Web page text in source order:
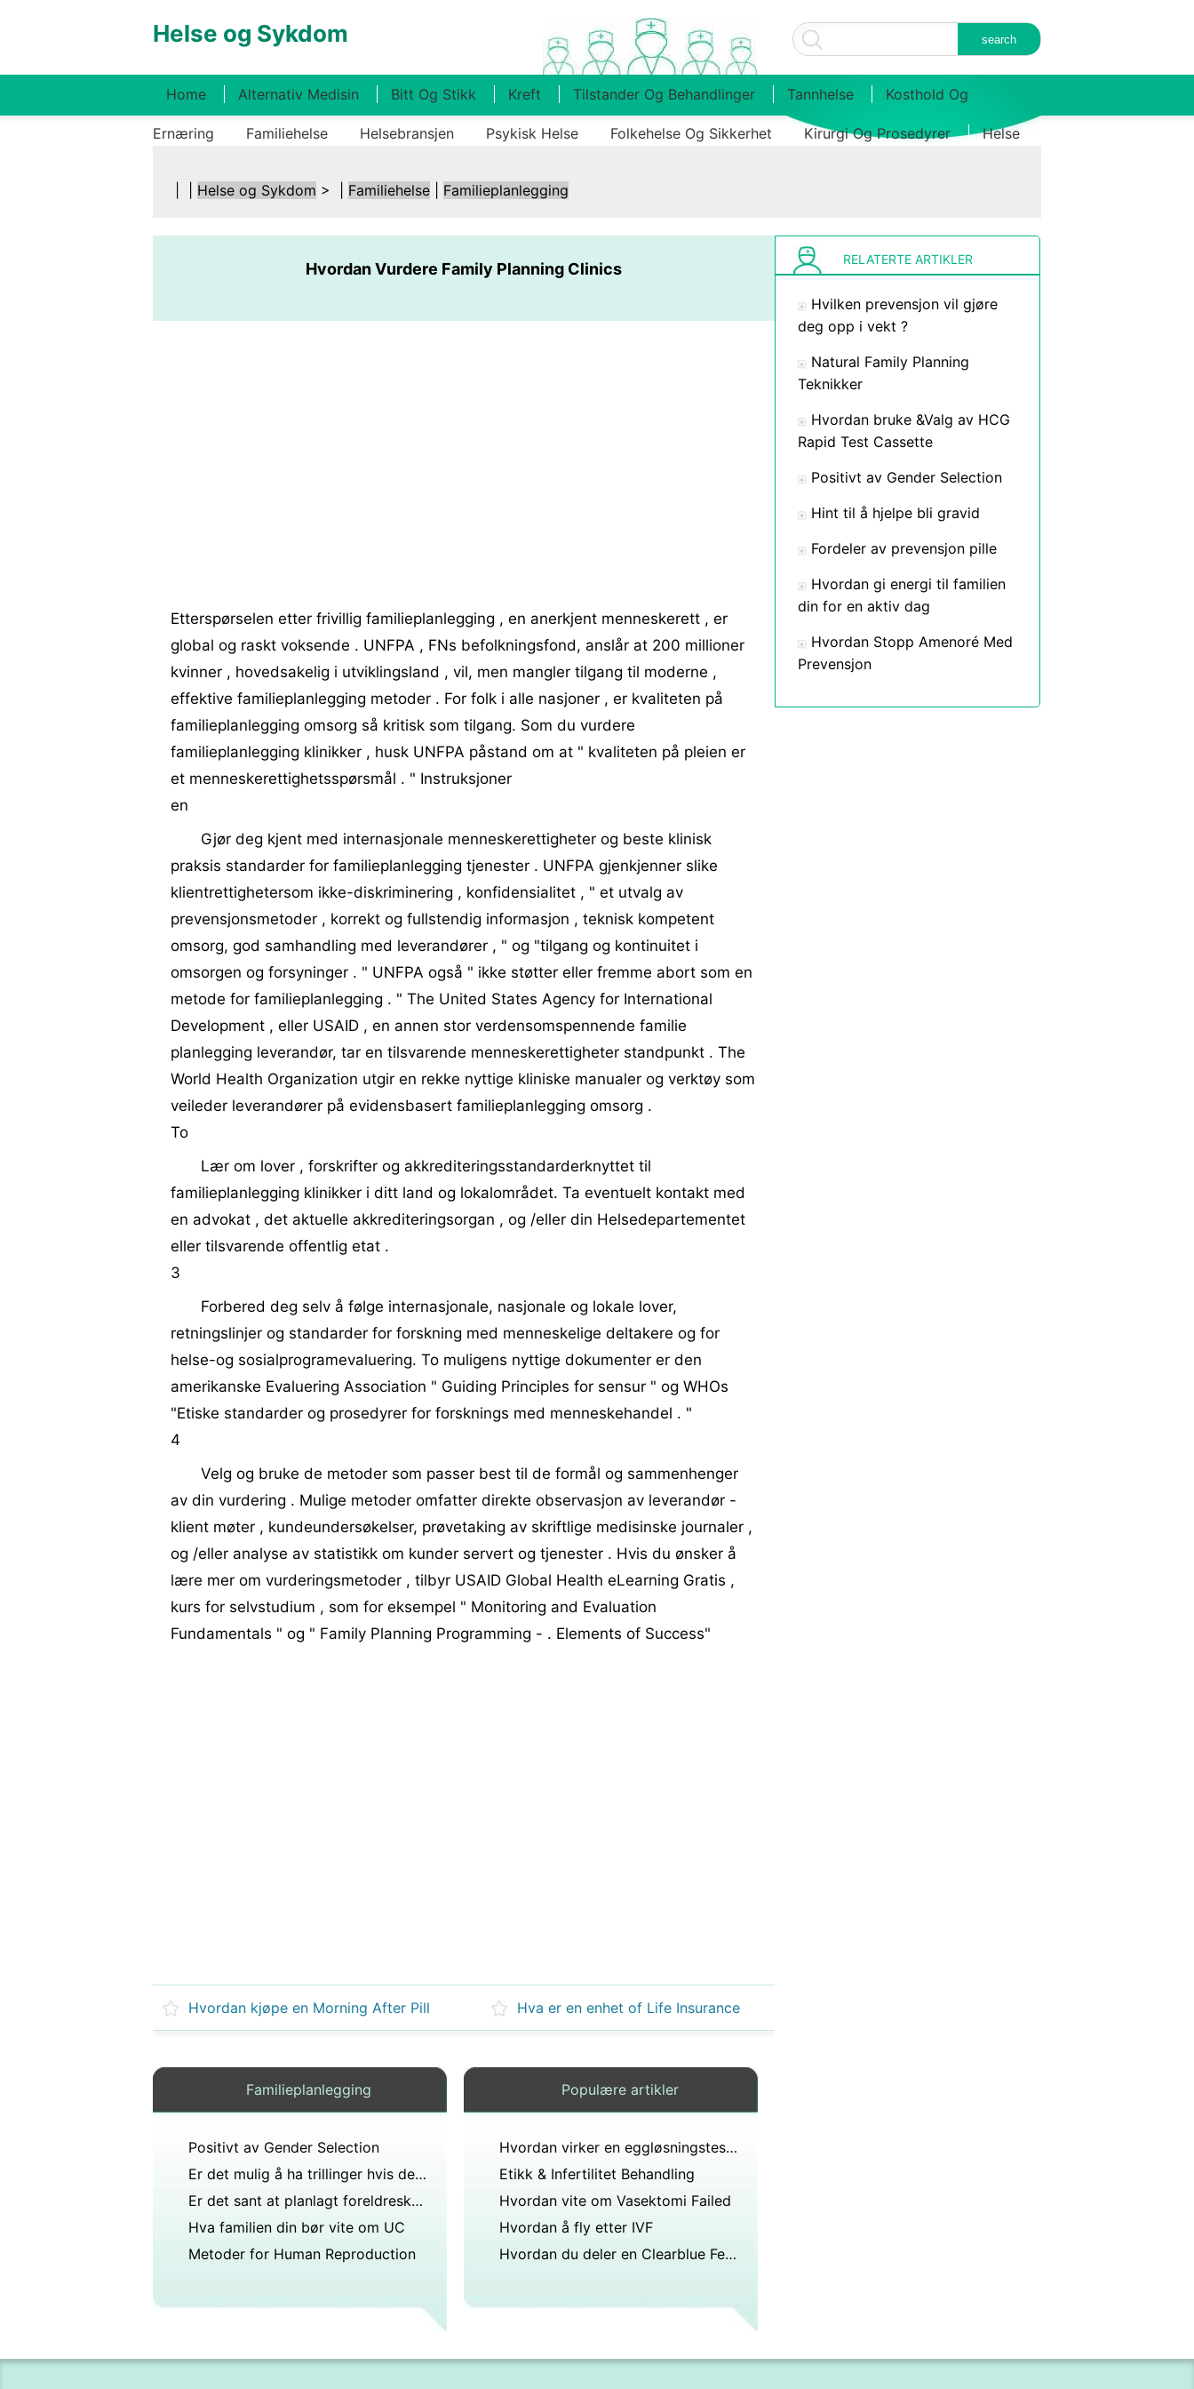
Helse og Sykdom
Home Alternativ Medisin Bitt Og Stikk Kreft Tilstander Og Behandlinger Tannhelse Kosthold Og
Ernæring Familiehelse Helsebransjen Psykisk Helse Folkehelse Og Sikkerhet Kirurgi Og Prosedyrer Helse
Helse og Sykdom > | Familiehelse Familieplanlegging
Hvordan Vurdere Family Planning Clinics
Etterspørselen etter frivillig familieplanlegging , en anerkjent menneskerett , er
global og raskt voksende . UNFPA , FNs befolkningsfond, anslår at 200 millioner
kvinner , hovedsakelig i utviklingsland , vil, men mangler tilgang til moderne ,
effektive familieplanlegging metoder . For folk i alle nasjoner , er kvaliteten på
familieplanlegging omsorg så kritisk som tilgang. Som du vurdere
familieplanlegging klinikker , husk UNFPA påstand om at " kvaliteten på pleien er
et menneskerettighetsspørsmål . " Instruksjoner
en
Gjør deg kjent med internasjonale menneskerettigheter og beste klinisk
praksis standarder for familieplanlegging tjenester . UNFPA gjenkjenner slike
klientrettighetersom ikke-diskriminering , konfidensialitet , " et utvalg av
prevensjonsmetoder , korrekt og fullstendig informasjon , teknisk kompetent
omsorg, god samhandling med leverandører , " og "tilgang og kontinuitet i
omsorgen og forsyninger . " UNFPA også " ikke støtter eller fremme abort som en
metode for familieplanlegging . " The United States Agency for International
Development , eller USAID , en annen stor verdensomspennende familie
planlegging leverandør, tar en tilsvarende menneskerettigheter standpunkt . The
World Health Organization utgir en rekke nyttige kliniske manualer og verktøy som
veileder leverandører på evidensbasert familieplanlegging omsorg .
To
Lær om lover , forskrifter og akkrediteringsstandarderknyttet til
familieplanlegging klinikker i ditt land og lokalområdet. Ta eventuelt kontakt med
en advokat , det aktuelle akkrediteringsorgan , og /eller din Helsedepartementet
eller tilsvarende offentlig etat .
3
Forbered deg selv å følge internasjonale, nasjonale og lokale lover,
retningslinjer og standarder for forskning med menneskelige deltakere og for
helse-og sosialprogramevaluering. To muligens nyttige dokumenter er den
amerikanske Evaluering Association " Guiding Principles for sensur " og WHOs
"Etiske standarder og prosedyrer for forsknings med menneskehandel . "
4
Velg og bruke de metoder som passer best til de formål og sammenhenger
av din vurdering . Mulige metoder omfatter direkte observasjon av leverandør -
klient møter , kundeundersøkelser, prøvetaking av skriftlige medisinske journaler ,
og /eller analyse av statistikk om kunder servert og tjenester . Hvis du ønsker å
lære mer om vurderingsmetoder , tilbyr USAID Global Health eLearning Gratis ,
kurs for selvstudium , som for eksempel " Monitoring and Evaluation
Fundamentals " og " Family Planning Programming - . Elements of Success"
Hvordan kjøpe en Morning After Pill Hva er en enhet of Life Insurance
Familieplanlegging
Positivt av Gender Selection
Er det mulig å ha trillinger hvis det ikke er på siden av familien?
Er det sant at planlagt foreldreskap kan gi økonomisk hjelp til aborter?
Hva familien din bør vite om UC
Metoder for Human Reproduction
Populære artikler
Hvordan virker en eggløsningstesten Work
Etikk & Infertilitet Behandling
Hvordan vite om Vasektomi Failed
Hvordan å fly etter IVF
Hvordan du deler en Clearblue Fertilitetsmonitor
RELATERTE ARTIKLER
Hvilken prevensjon vil gjøre
deg opp i vekt ?
Natural Family Planning
Teknikker
Hvordan bruke &Valg av HCG
Rapid Test Cassette
Positivt av Gender Selection
Hint til å hjelpe bli gravid
Fordeler av prevensjon pille
Hvordan gi energi til familien
din for en aktiv dag
Hvordan Stopp Amenoré Med
Prevensjon